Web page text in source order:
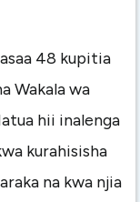
48 kupitia
Wakala wa
hii inalenga
kurahisisha
na kwa njia